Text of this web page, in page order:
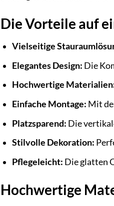
Die Vorteile auf
Vielseitige
Elegantes Design: Die
Hochwertige
Einfache Montage: Mit
Platzsparend: Die
Stilvolle Dekoration:
Pflegeleicht: Die glatten
Hochwertige